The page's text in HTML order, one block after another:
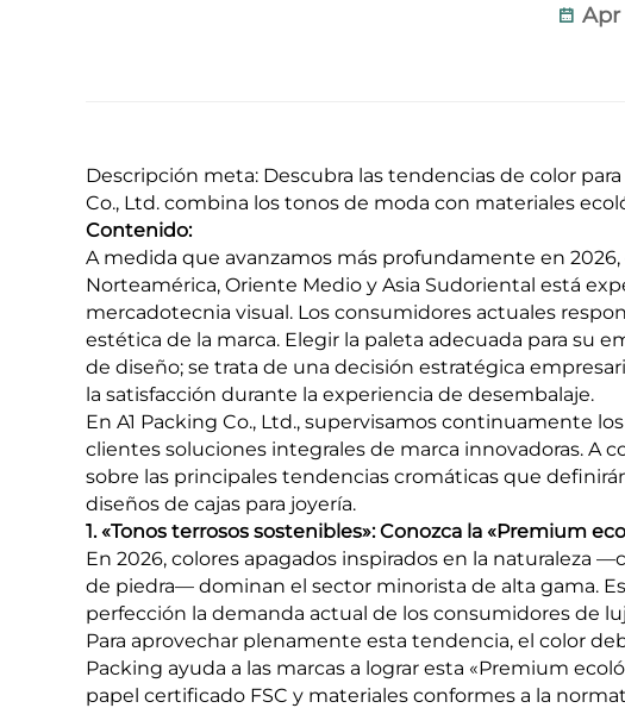
Apr
Descripción meta: Descubra las tendencias de color para
Co., Ltd. combina los tonos de moda con materiales
Contenido:
A medida que avanzamos más profundamente en
Norteamérica, Oriente Medio y Asia Sudoriental está
mercadotecnia visual. Los consumidores actuales
estética de la marca. Elegir la paleta adecuada para su
de diseño; se trata de una decisión estratégica
la satisfacción durante la experiencia de desembalaje.
En A1 Packing Co., Ltd., supervisamos continuamente
clientes soluciones integrales de marca innovadoras. A
sobre las principales tendencias cromáticas que
diseños de cajas para joyería.
1. «Tonos terrosos sostenibles»: Conozca la «Premium
En 2026, colores apagados inspirados en la naturaleza
de piedra— dominan el sector minorista de alta gama.
perfección la demanda actual de los consumidores de
Para aprovechar plenamente esta tendencia, el color
Packing ayuda a las marcas a lograr esta «Premium
papel certificado FSC y materiales conformes a la